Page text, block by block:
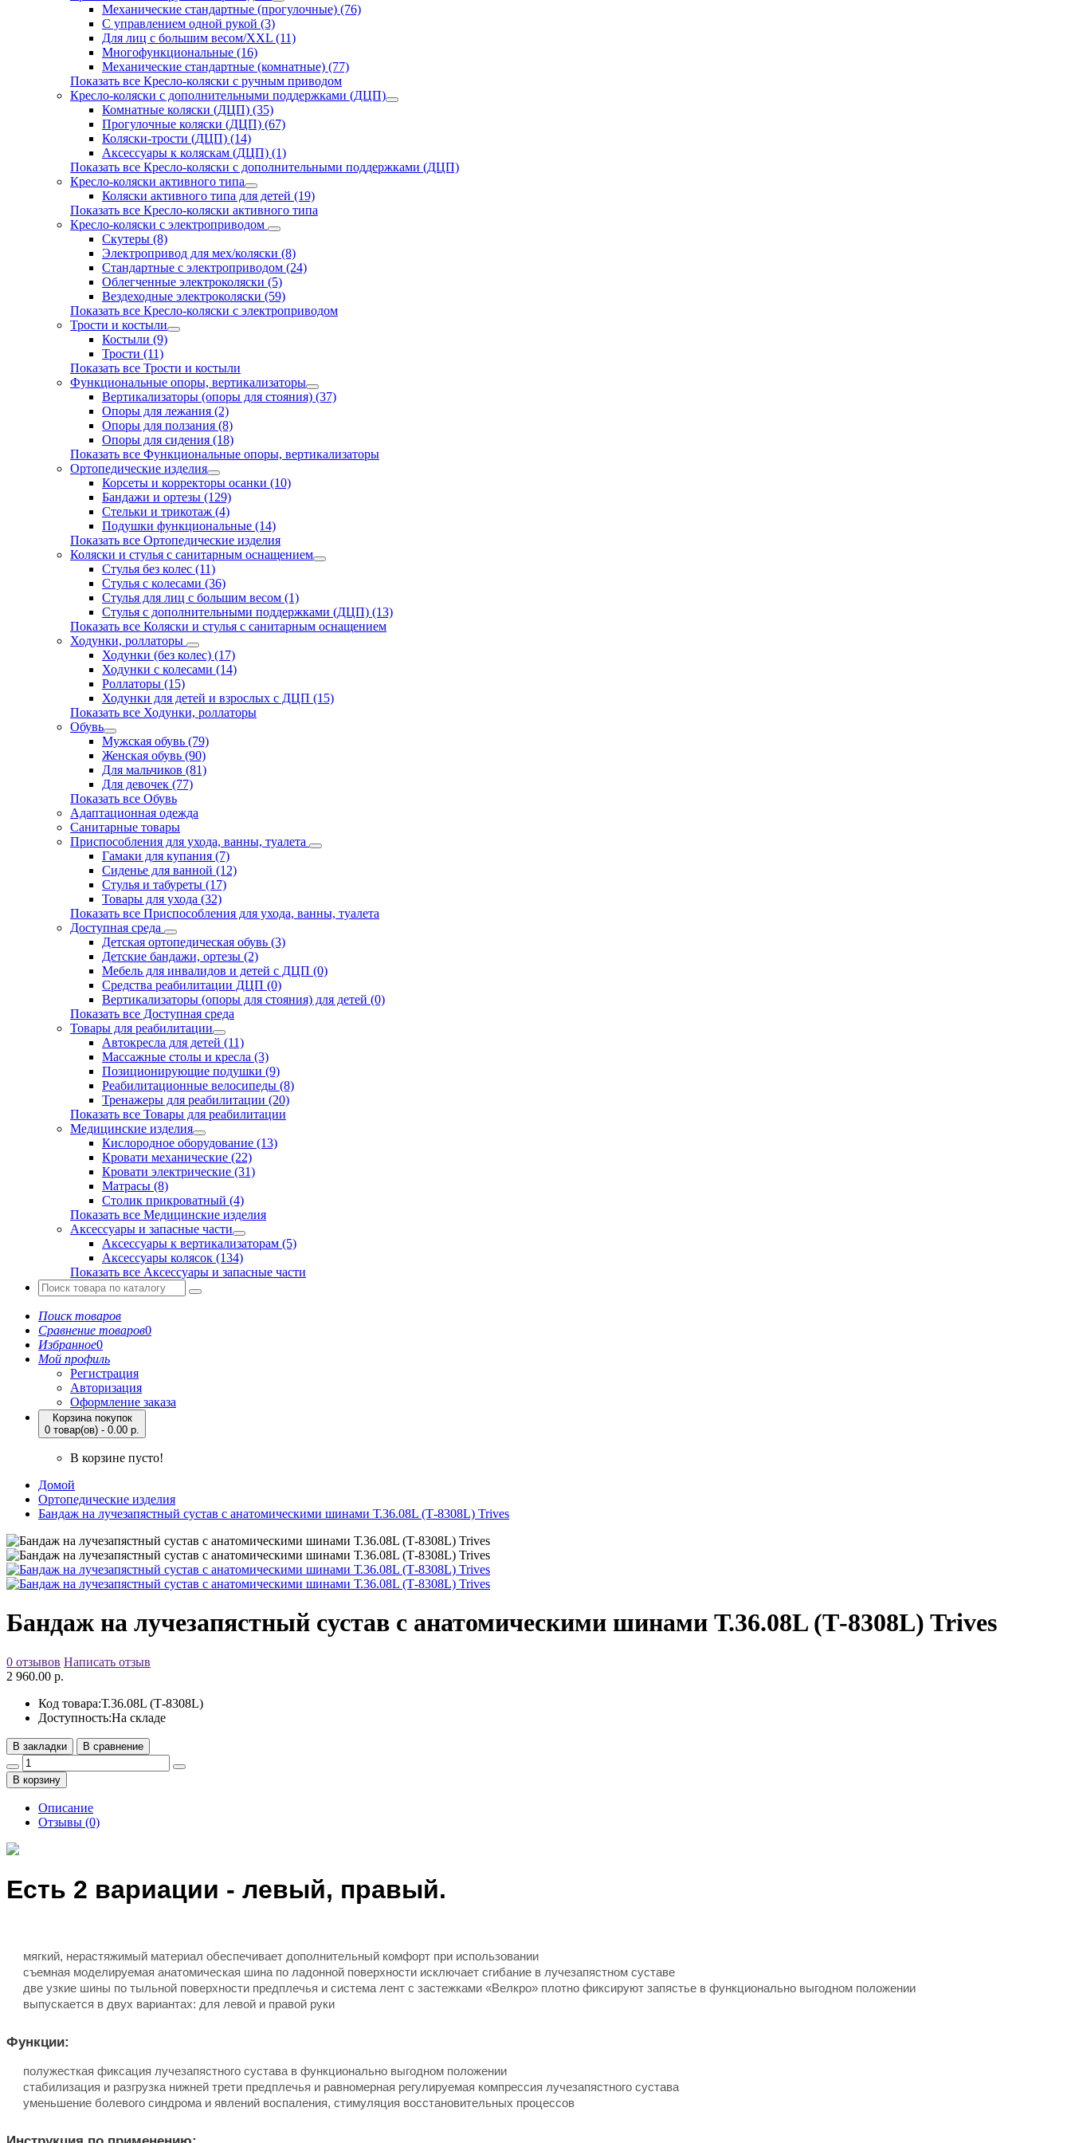
Механические стандартные (прогулочные) (76)
С управлением одной рукой (3)
Для лиц с большим весом/XXL (11)
Многофункциональные (16)
Механические стандартные (комнатные) (77)
Показать все Кресло-коляски с ручным приводом
Кресло-коляски с дополнительными поддержками (ДЦП)
Комнатные коляски (ДЦП) (35)
Прогулочные коляски (ДЦП) (67)
Коляски-трости (ДЦП) (14)
Аксессуары к коляскам (ДЦП) (1)
Показать все Кресло-коляски с дополнительными поддержками (ДЦП)
Кресло-коляски активного типа
Коляски активного типа для детей (19)
Показать все Кресло-коляски активного типа
Кресло-коляски с электроприводом
Скутеры (8)
Электропривод для мех/коляски (8)
Стандартные с электроприводом (24)
Облегченные электроколяски (5)
Вездеходные электроколяски (59)
Показать все Кресло-коляски с электроприводом
Трости и костыли
Костыли (9)
Трости (11)
Показать все Трости и костыли
Функциональные опоры, вертикализаторы
Вертикализаторы (опоры для стояния) (37)
Опоры для лежания (2)
Опоры для ползания (8)
Опоры для сидения (18)
Показать все Функциональные опоры, вертикализаторы
Ортопедические изделия
Корсеты и корректоры осанки (10)
Бандажи и ортезы (129)
Стельки и трикотаж (4)
Подушки функциональные (14)
Показать все Ортопедические изделия
Коляски и стулья с санитарным оснащением
Стулья без колес (11)
Стулья с колесами (36)
Стулья для лиц с большим весом (1)
Стулья с дополнительными поддержками (ДЦП) (13)
Показать все Коляски и стулья с санитарным оснащением
Ходунки, роллаторы
Ходунки (без колес) (17)
Ходунки с колесами (14)
Роллаторы (15)
Ходунки для детей и взрослых с ДЦП (15)
Показать все Ходунки, роллаторы
Обувь
Мужская обувь (79)
Женская обувь (90)
Для мальчиков (81)
Для девочек (77)
Показать все Обувь
Адаптационная одежда
Санитарные товары
Приспособления для ухода, ванны, туалета
Гамаки для купания (7)
Сиденье для ванной (12)
Стулья и табуреты (17)
Товары для ухода (32)
Показать все Приспособления для ухода, ванны, туалета
Доступная среда
Детская ортопедическая обувь (3)
Детские бандажи, ортезы (2)
Мебель для инвалидов и детей с ДЦП (0)
Средства реабилитации ДЦП (0)
Вертикализаторы (опоры для стояния) для детей (0)
Показать все Доступная среда
Товары для реабилитации
Автокресла для детей (11)
Массажные столы и кресла (3)
Позиционирующие подушки (9)
Реабилитационные велосипеды (8)
Тренажеры для реабилитации (20)
Показать все Товары для реабилитации
Медицинские изделия
Кислородное оборудование (13)
Кровати механические (22)
Кровати электрические (31)
Матрасы (8)
Столик прикроватный (4)
Показать все Медицинские изделия
Аксессуары и запасные части
Аксессуары к вертикализаторам (5)
Аксессуары колясок (134)
Показать все Аксессуары и запасные части
Поиск товаров
Сравнение товаров0
Избранное0
Мой профиль
Регистрация
Авторизация
Оформление заказа
Корзина покупок
0 товар(ов) - 0.00 р.
В корзине пусто!
Домой
Ортопедические изделия
Бандаж на лучезапястный сустав с анатомическими шинами Т.36.08L (Т-8308L) Trives
Бандаж на лучезапястный сустав с анатомическими шинами Т.36.08L (Т-8308L) Trives
0 отзывов Написать отзыв
2 960.00 р.
Код товара:Т.36.08L (Т-8308L)
Доступность:На складе
В закладки В сравнение
В корзину
Описание
Отзывы (0)
Есть 2 вариации - левый, правый.
мягкий, нерастяжимый материал обеспечивает дополнительный комфорт при использовании
съемная моделируемая анатомическая шина по ладонной поверхности исключает сгибание в лучезапястном суставе
две узкие шины по тыльной поверхности предплечья и система лент с застежками «Велкро» плотно фиксируют запястье в функционально выгодном положении
выпускается в двух вариантах: для левой и правой руки
Функции:
полужесткая фиксация лучезапястного сустава в функционально выгодном положении
стабилизация и разгрузка нижней трети предплечья и равномерная регулируемая компрессия лучезапястного сустава
уменьшение болевого синдрома и явлений воспаления, стимуляция восстановительных процессов